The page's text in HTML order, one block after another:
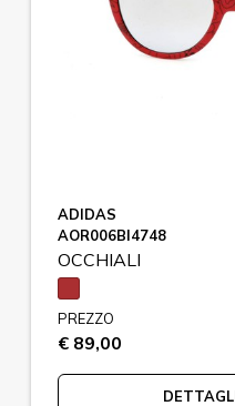
ADIDAS
AOR006BI4748
OCCHIALI
PREZZO
€ 89,00